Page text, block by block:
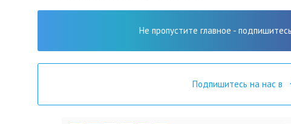
Не пропустите главное -
Подпишитесь на нас в